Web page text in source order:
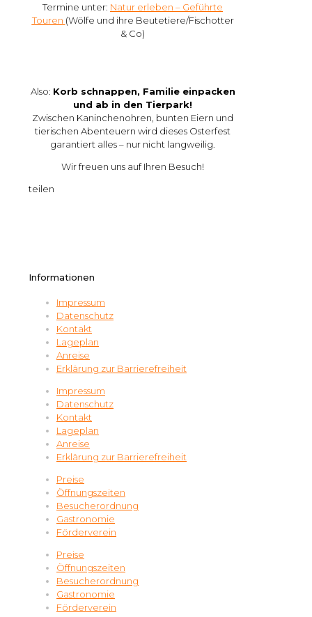
Termine unter: Natur erleben – Geführte
Touren (Wölfe und ihre Beutetiere/Fischotter
& Co)
Also: Korb schnappen, Familie einpacken
und ab in den Tierpark!
Zwischen Kaninchenohren, bunten Eiern und
tierischen Abenteuern wird dieses Osterfest
garantiert alles – nur nicht langweilig.
Wir freuen uns auf Ihren Besuch!
teilen
Informationen
Impressum
Datenschutz
Kontakt
Lageplan
Anreise
Erklärung zur Barrierefreiheit
Impressum
Datenschutz
Kontakt
Lageplan
Anreise
Erklärung zur Barrierefreiheit
Preise
Öffnungszeiten
Besucherordnung
Gastronomie
Förderverein
Preise
Öffnungszeiten
Besucherordnung
Gastronomie
Förderverein